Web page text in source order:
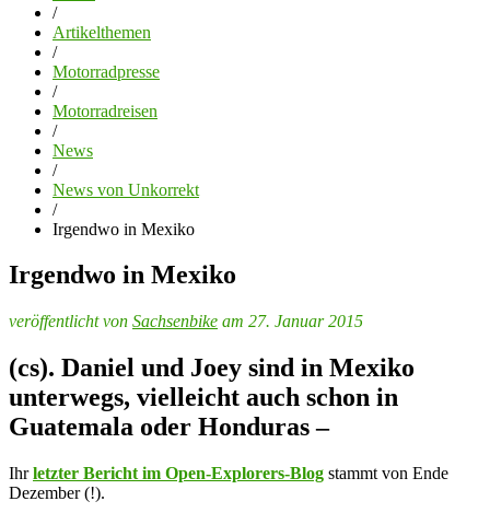
/
Artikelthemen
/
Motorradpresse
/
Motorradreisen
/
News
/
News von Unkorrekt
/
Irgendwo in Mexiko
Irgendwo in Mexiko
veröffentlicht von Sachsenbike am 27. Januar 2015
(cs). Daniel und Joey sind in Mexiko
unterwegs, vielleicht auch schon in
Guatemala oder Honduras –
Ihrletzter Bericht im Open-Explorers-Blog stammt von Ende
Dezember (!).